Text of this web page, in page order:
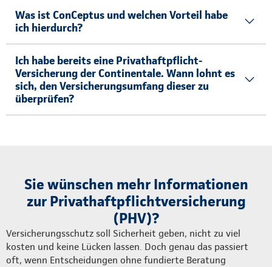
Was ist ConCeptus und welchen Vorteil habe
ich hierdurch?
Ich habe bereits eine Privathaftpflicht-
Versicherung der Continentale. Wann lohnt es
sich, den Versicherungsumfang dieser zu
überprüfen?
Sie wünschen mehr Informationen
zur Privathaftpflichtversicherung
(PHV)?
Versicherungsschutz soll Sicherheit geben, nicht zu viel
kosten und keine Lücken lassen. Doch genau das passiert
oft, wenn Entscheidungen ohne fundierte Beratung